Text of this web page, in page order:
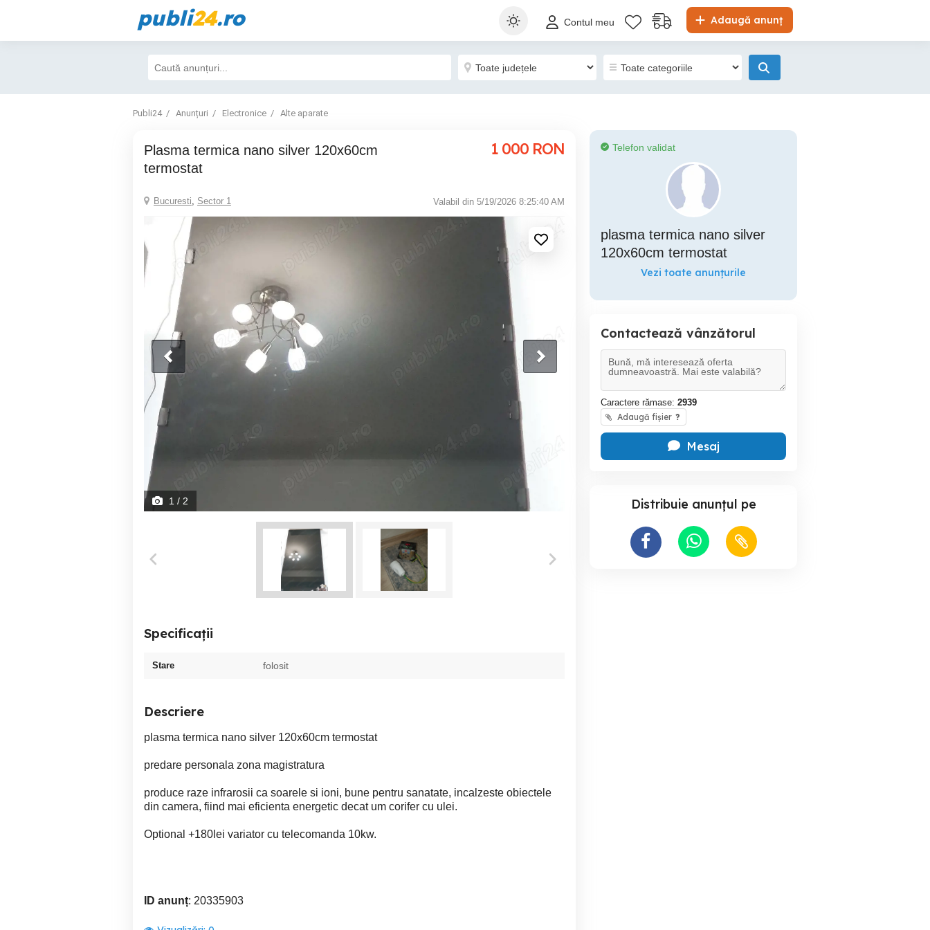
publi24.ro Adaugă anunț
Contul meu
Publi24 Anunțuri Electronice Alte aparate
plasma termica nano silver 120x60cm
termostat
1 000 RON
Bucuresti, Sector 1 Valabil din 5/19/2026 8:25:40 AM
1 / 2
Specificații
Stare folosit
Descriere
plasma termica nano silver 120x60cm termostat
predare personala zona magistratura
produce raze infrarosii ca soarele si ioni, bune pentru sanatate, incalzeste obiectele
din camera, fiind mai eficienta energetic decat um corifer cu ulei.
Optional +180lei variator cu telecomanda 10kw.
ID anunț: 20335903
Telefon validat
plasma termica nano silver
120x60cm termostat
Vezi toate anunțurile
Contactează vânzătorul
Caractere rămase: 2939
Adaugă fișier ?
Mesaj
Distribuie anunțul pe